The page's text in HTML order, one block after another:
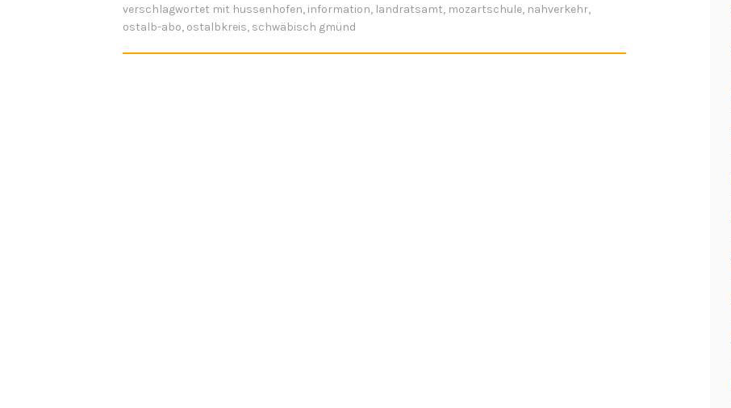
verschlagwortet mit hussenhofen, information, landratsamt, mozartschule, nahverkehr,
ostalb-abo, ostalbkreis, schwäbisch gmünd